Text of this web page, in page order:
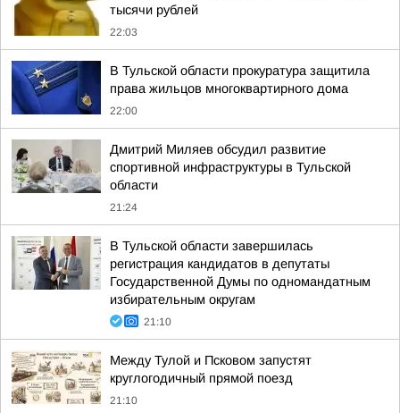
тысячи рублей
22:03
В Тульской области прокуратура защитила
права жильцов многоквартирного дома
22:00
Дмитрий Миляев обсудил развитие
спортивной инфраструктуры в Тульской
области
21:24
В Тульской области завершилась
регистрация кандидатов в депутаты
Государственной Думы по одномандатным
избирательным округам
21:10
Между Тулой и Псковом запустят
круглогодичный прямой поезд
21:10